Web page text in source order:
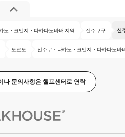
노・코엔지・다카다노바바 지역 신주쿠구 신
도쿄도 신주쿠・나카노・코엔지・다카다노바
나 문의사항은 헬프센터로 연락